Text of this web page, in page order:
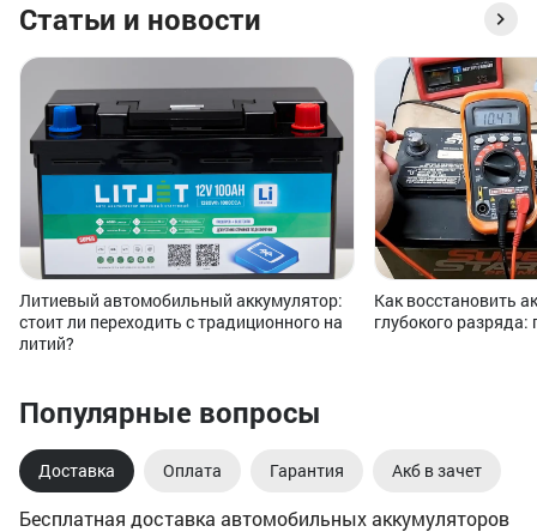
Статьи и новости
Литиевый автомобильный аккумулятор:
стоит ли переходить с традиционного на
литий?
Как восстановить
глубокого
Популярные вопросы
Доставка Оплата Гарантия Акб в зачет
Бесплатная доставка автомобильных аккумуляторов